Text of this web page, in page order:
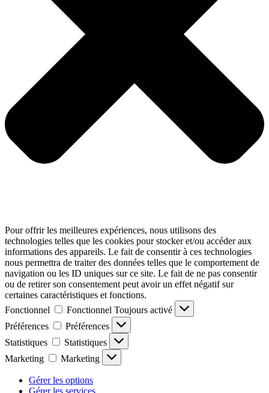
Pour offrir les meilleures expériences, nous utilisons des
technologies telles que les cookies pour stocker et/ou accéder aux
informations des appareils. Le fait de consentir à ces technologies
nous permettra de traiter des données telles que le comportement de
navigation ou les ID uniques sur ce site. Le fait de ne pas consentir
ou de retirer son consentement peut avoir un effet négatif sur
certaines caractéristiques et fonctions.
Fonctionnel
Fonctionnel Toujours activé
Préférences
Préférences
Statistiques
Statistiques
Marketing
Marketing
Gérer les options